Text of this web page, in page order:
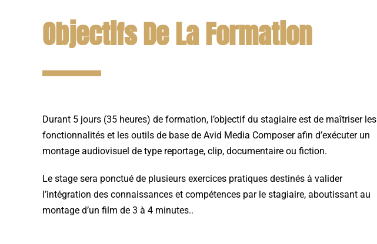
Objectifs De La Formation
Durant 5 jours (35 heures) de formation, l’objectif du stagiaire est de maîtriser les
fonctionnalités et les outils de base de Avid Media Composer afin d’exécuter un
montage audiovisuel de type reportage, clip, documentaire ou fiction.
Le stage sera ponctué de plusieurs exercices pratiques destinés à valider
l’intégration des connaissances et compétences par le stagiaire, aboutissant au
montage d’un film de 3 à 4 minutes..